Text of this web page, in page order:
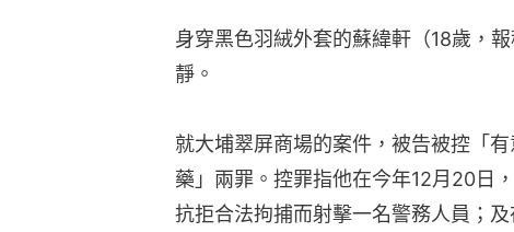
身穿黑色羽絨外套的蘇緯軒（18歲，
靜。
就大埔翠屏商場的案件，被告被控「
藥」兩罪。控罪指他在今年12月20日
抗拒合法拘捕而射擊一名警務人員；